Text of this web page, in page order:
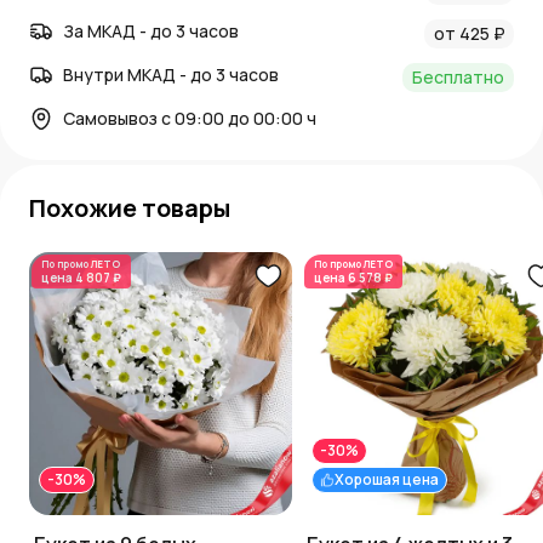
За МКАД - до 3 часов
от 425 ₽
Внутри МКАД - до 3 часов
Бесплатно
Самовывоз с 09:00 до 00:00 ч
Похожие товары
По промоЛЕТО
цена 4 807 ₽
-30%
По промоЛЕТО
цена 6 578 ₽
Хорошая цена
-30%